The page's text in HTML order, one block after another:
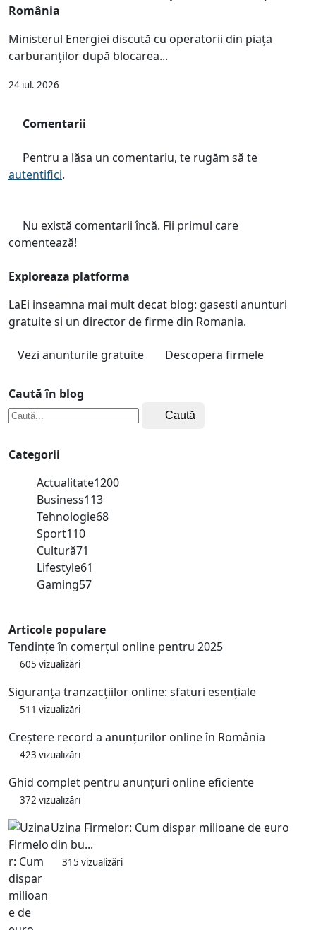
România
Ministerul Energiei discută cu operatorii din piața
carburanților după blocarea...
24 iul. 2026
Comentarii
Pentru a lăsa un comentariu, te rugăm să te
autentifici.
Nu există comentarii încă. Fii primul care
comentează!
Exploreaza platforma
LaEi inseamna mai mult decat blog: gasesti anunturi
gratuite si un director de firme din Romania.
Vezi anunturile gratuite Descopera firmele
Caută în blog
Caută
Categorii
Actualitate1200
Business113
Tehnologie68
Sport110
Cultură71
Lifestyle61
Gaming57
Articole populare
Tendințe în comerțul online pentru 2025
605 vizualizări
Siguranța tranzacțiilor online: sfaturi esențiale
511 vizualizări
Creștere record a anunțurilor online în România
423 vizualizări
Ghid complet pentru anunțuri online eficiente
372 vizualizări
Uzina Firmelor: Cum dispar milioane de euro
din bu...
315 vizualizări